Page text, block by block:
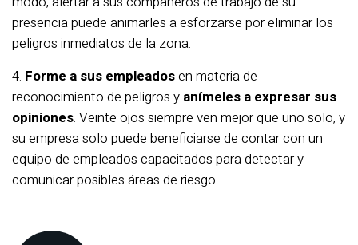
presencia puede animarles a esforzarse por eliminar los
peligros inmediatos de la zona.
4. Forme a sus empleadosen materia de
reconocimiento de peligros y anímeles a expresar sus
opiniones. Veinte ojos siempre ven mejor que uno solo, y
su empresa solo puede beneficiarse de contar con un
equipo de empleados capacitados para detectar y
comunicar posibles áreas de riesgo.